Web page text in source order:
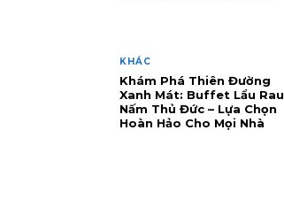
KHÁC
Khám Phá Thiên Đường
Xanh Mát: Buffet Lẩu Rau
Nấm Thủ Đức – Lựa Chọn
Hoàn Hảo Cho Mọi Nhà